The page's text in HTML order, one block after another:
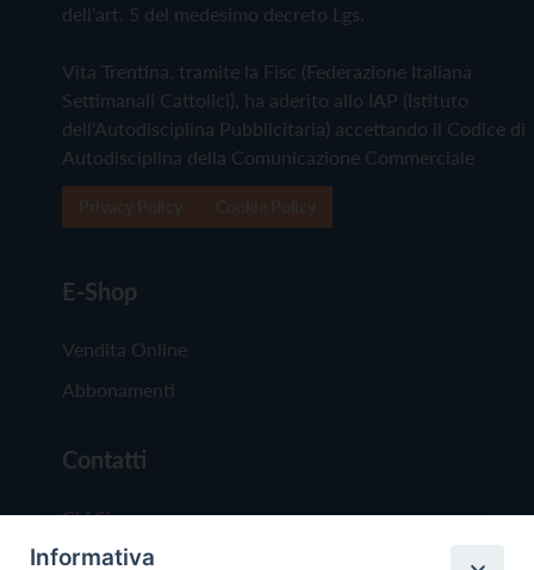
dell'art. 5 del medesimo decreto Lgs.
Vita Trentina, tramite la Fisc (Federazione Italiana
Settimanali Cattolici), ha aderito allo IAP (Istituto
dell'Autodisciplina Pubblicitaria) accettando il Codice di
Autodisciplina della Comunicazione Commerciale
E-Shop
Vendita Online
Abbonamenti
Contatti
Chi Siamo
Redazione
Informativa